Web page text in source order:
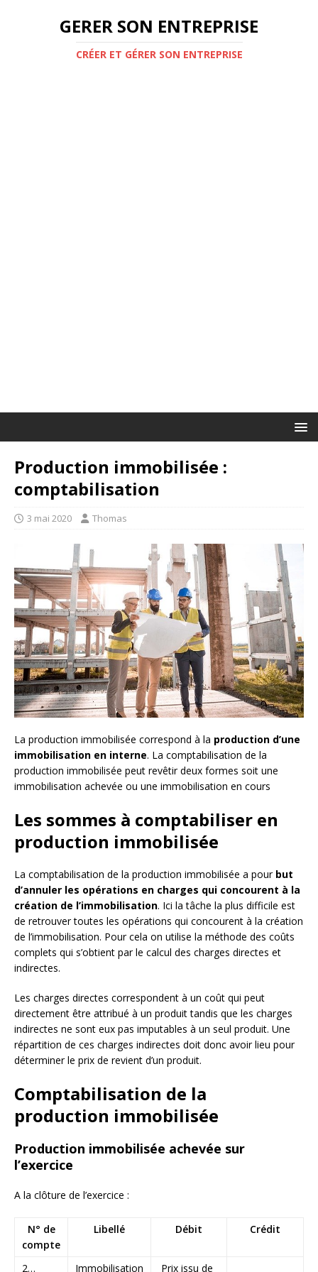
GERER SON ENTREPRISE
CRÉER ET GÉRER SON ENTREPRISE
Production immobilisée :
comptabilisation
3 mai 2020 Thomas
La production immobilisée correspond à la production d’une
immobilisation en interne. La comptabilisation de la
production immobilisée peut revêtir deux formes soit une
immobilisation achevée ou une immobilisation en cours
Les sommes à comptabiliser en
production immobilisée
La comptabilisation de la production immobilisée a pour but
d’annuler les opérations en charges qui concourent à la
création de l’immobilisation. Ici la tâche la plus difficile est
de retrouver toutes les opérations qui concourent à la création
de l’immobilisation. Pour cela on utilise la méthode des coûts
complets qui s’obtient par le calcul des charges directes et
indirectes.
Les charges directes correspondent à un coût qui peut
directement être attribué à un produit tandis que les charges
indirectes ne sont eux pas imputables à un seul produit. Une
répartition de ces charges indirectes doit donc avoir lieu pour
déterminer le prix de revient d’un produit.
Comptabilisation de la
production immobilisée
Production immobilisée achevée sur
l’exercice
A la clôture de l’exercice :
N° de
compte
Libellé Débit Crédit
2… Immobilisation Prix issu de